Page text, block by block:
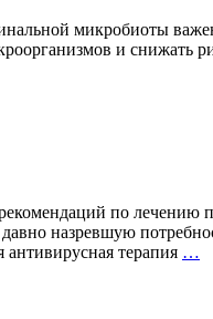
микробиоты
и снижать
по лечению
назревшую
терапия …